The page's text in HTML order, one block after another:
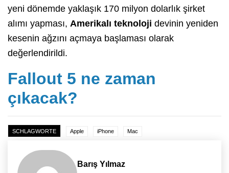
yeni dönemde yaklaşık 170 milyon dolarlık şirket
alımı yapması, Amerikalı teknoloji devinin yeniden
kesenin ağzını açmaya başlaması olarak
değerlendirildi.
Fallout 5 ne zaman
çıkacak?
SCHLAGWORTE Apple iPhone Mac
Barış Yılmaz